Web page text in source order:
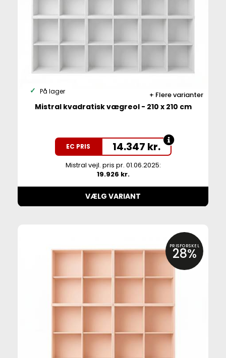
Flere varianter
På lager
Mistral kvadratisk vægreol - 210 x 210 cm
EC PRIS 14.347 kr.
Mistral vejl. pris pr. 01.06.2025:
19.926 kr.
VÆLG VARIANT
PRISFORSKEL
28%